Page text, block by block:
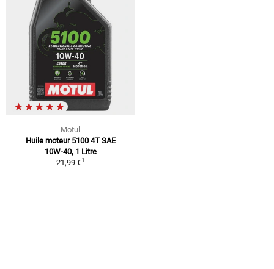
Motul
Huile moteur 5100 4T SAE
10W-40, 1 Litre
21,99 €1